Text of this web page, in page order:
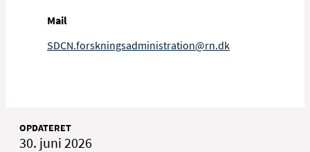
Mail
SDCN.forskningsadministration@rn.dk
OPDATERET
30. juni 2026